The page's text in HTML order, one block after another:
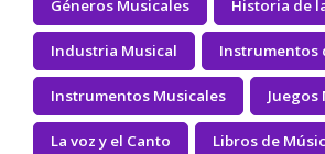
Géneros Musicales Historia de
Industria Musical Instrumentos
Instrumentos Musicales Juegos
La voz y el Canto Libros de